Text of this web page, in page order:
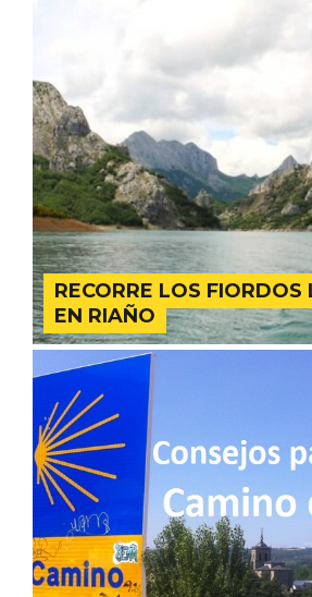
RECORRE LOS FIORDOS
EN RIAÑO
Conciertos gratuitos del
Preparatory School en